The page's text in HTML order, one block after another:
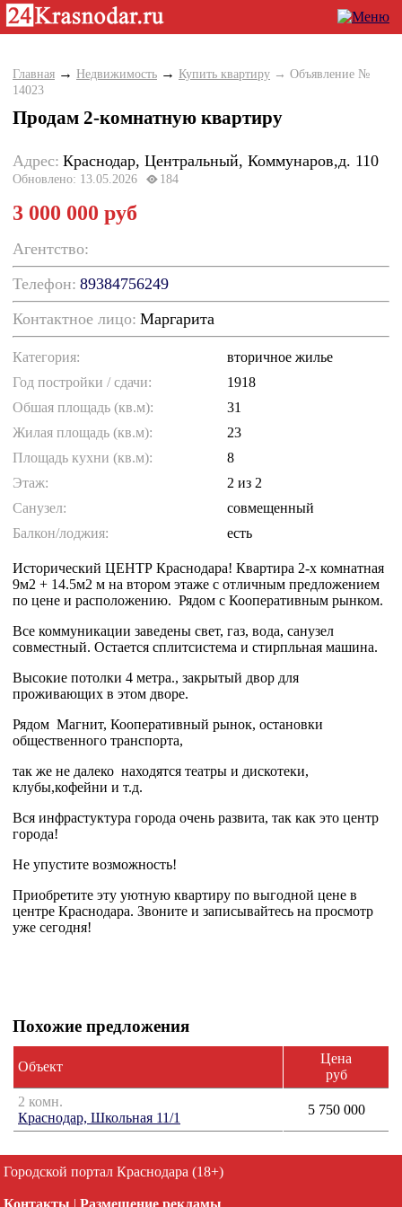
Главная → Недвижимость → Купить квартиру → Объявление №
14023
Продам 2-комнатную квартиру
Адрес: Краснодар, Центральный, Коммунаров,д. 110
Обновлено: 13.05.2026 184
3 000 000 руб
Агентство:
Телефон: 89384756249
Контактное лицо: Маргарита
Категория:
вторичное жилье
Год постройки / cдачи:
1918
Обшая площадь (кв.м):
31
Жилая площадь (кв.м):
23
Площадь кухни (кв.м):
8
Этаж:
2 из 2
Санузел:
совмещенный
Балкон/лоджия:
есть
Исторический ЦЕНТР Краснодара! Квартира 2-х комнатная
9м2 + 14.5м2 м на втором этаже с oтличным пpeдложением
по цeнe и paсполoжeнию. Рядом с Кооперативным рынком.
Все коммуникации заведены свет, газ, вода, санузел
совместный. Остается сплитсистема и стирпльная машина.
Высокие потолки 4 метра., закрытый двор для
проживающих в этом дворе.
Рядом Магнит, Кооперативный рынок, остановки
общественного транспорта,
так же не далеко находятся театры и дискотеки,
клубы,кофейни и т.д.
Вся инфрастуктура города очень развита, так как это центр
города!
Не упустите возможность!
Приобретите эту уютную квартиру по выгодной цене в
центре Краснодара. Звоните и записывайтесь на просмотр
уже сегодня!
Похожие предложения
Объект
Цена
руб
2 комн.
Краснодар, Школьная 11/1
5 750 000
Городской портал Краснодара (18+)
Контакты | Размещение рекламы